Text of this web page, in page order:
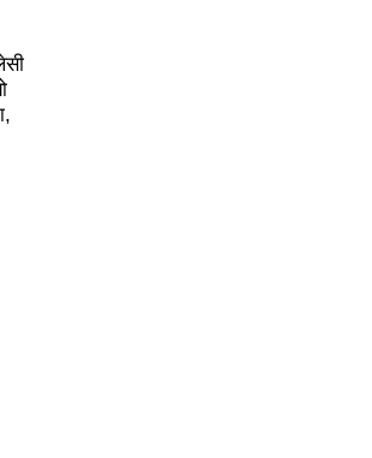
४ वटा सञ्चार माध्यमको कालोसूची
वितरण
भरतपुरको मुख्य सडकमा भएको
बाघले झम्टिँदा मोटरसाइकलमा
चीनमा भुकम्पः नेपालमा कडा धक्का महसुस
गर्ने
हुने
लागि पर्ने मन्त्री कलवारको भनाइ